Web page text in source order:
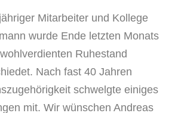
Mitarbeiter und Kollege
wurde Ende letzten Monats
Ruhestand
Nach fast 40 Jahren
schwelgte einiges
mit. Wir wünschen Andreas